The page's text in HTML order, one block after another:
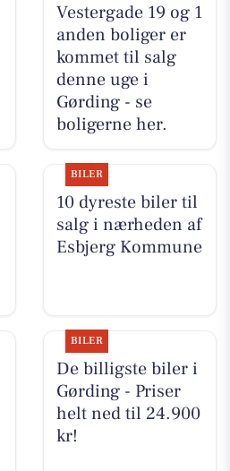
Vestergade 19 og 1
anden boliger er
kommet til salg
denne uge i
Gørding - se
boligerne her.
BILER
10 dyreste biler til
salg i nærheden af
Esbjerg Kommune
BILER
De billigste biler i
Gørding - Priser
helt ned til 24.900
kr!